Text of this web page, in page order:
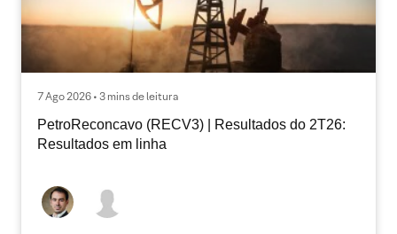
7 Ago 2026 • 3 mins de leitura
PetroReconcavo (RECV3) | Resultados do 2T26:
Resultados em linha